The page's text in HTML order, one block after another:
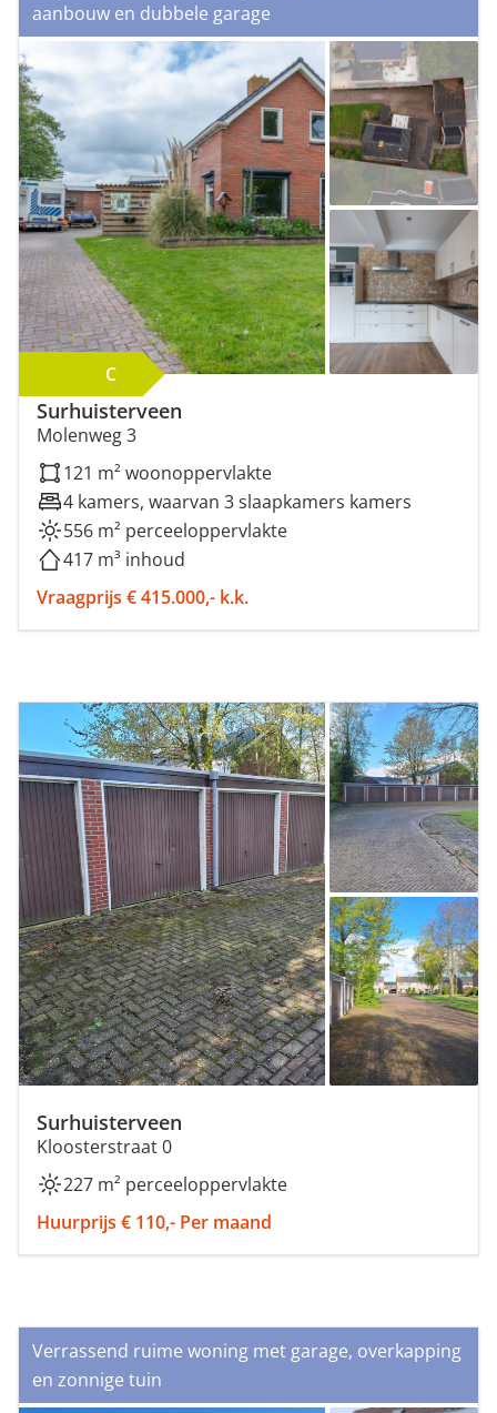
aanbouw en dubbele garage
C
Surhuisterveen
Molenweg 3
121 m² woonoppervlakte
4 kamers, waarvan 3 slaapkamers kamers
556 m² perceeloppervlakte
417 m³ inhoud
Vraagprijs € 415.000,- k.k.
Surhuisterveen
Kloosterstraat 0
227 m² perceeloppervlakte
Huurprijs € 110,- Per maand
Verrassend ruime woning met garage, overkapping
en zonnige tuin